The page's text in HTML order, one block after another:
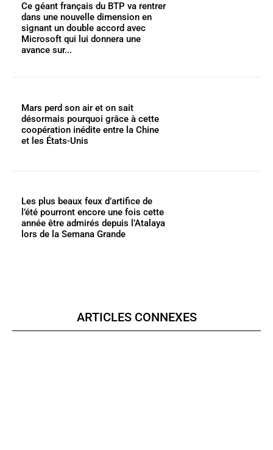
Ce géant français du BTP va rentrer
dans une nouvelle dimension en
signant un double accord avec
Microsoft qui lui donnera une
avance sur...
Mars perd son air et on sait
désormais pourquoi grâce à cette
coopération inédite entre la Chine
et les États-Unis
Les plus beaux feux d’artifice de
l’été pourront encore une fois cette
année être admirés depuis l’Atalaya
lors de la Semana Grande
ARTICLES CONNEXES